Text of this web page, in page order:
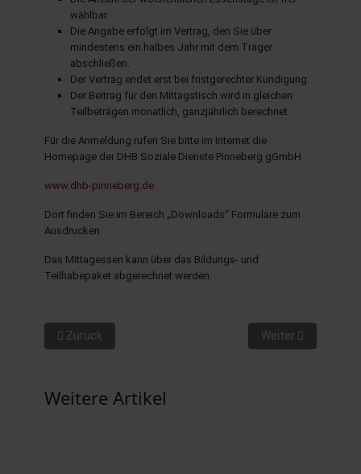
wählbar.
Die Angabe erfolgt im Vertrag, den Sie über
mindestens ein halbes Jahr mit dem Träger
abschließen.
Der Vertrag endet erst bei fristgerechter Kündigung.
Der Beitrag für den Mittagstisch wird in gleichen
Teilbeträgen monatlich, ganzjährlich berechnet.
Für die Anmeldung rufen Sie bitte im Internet die
Homepage der DHB Soziale Dienste Pinneberg gGmbH
www.dhb-pinneberg.de
Dort finden Sie im Bereich „Downloads“ Formulare zum
Ausdrucken.
Das Mittagessen kann über das Bildungs- und
Teilhabepaket abgerechnet werden.
Vorheriger Beitrag: Schulmusikpreis 2025
Zurück Nächster Beitrag:
Weiter
Weitere Artikel